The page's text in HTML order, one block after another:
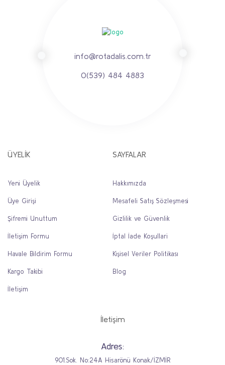
info@rotadalis.com.tr
0(539) 484 4883
ÜYELİK
Yeni Üyelik
Üye Girişi
Şifremi Unuttum
İletişim Formu
Havale Bildirim Formu
Kargo Takibi
İletişim
SAYFALAR
Hakkımızda
Mesafeli Satış Sözleşmesi
Gizlilik ve Güvenlik
İptal İade Koşullari
Kişisel Veriler Politikası
Blog
İletişim
Adres:
901.Sok. No:24A Hisarönü Konak/İZMİR